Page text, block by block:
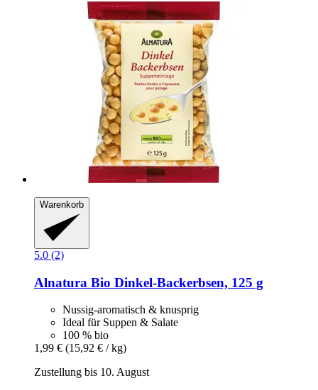
Warenkorb
5.0 (2)
Alnatura Bio Dinkel-​Backerbsen, 125 g
Nussig-aromatisch & knusprig
Ideal für Suppen & Salate
100 % bio
1,99 € (15,92 € / kg)
Zustellung bis 10. August